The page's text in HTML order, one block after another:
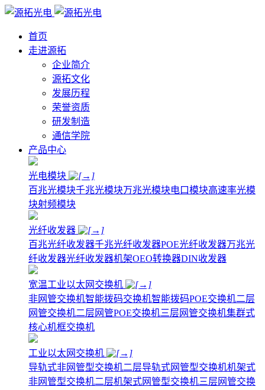
首页
走进源拓
企业简介
源拓文化
发展历程
荣誉资质
研发制造
通信学院
产品中心
光电模块
百兆光模块千兆光模块万兆光模块电口模块高速率光模
块射频模块
光纤收发器
百兆光纤收发器千兆光纤收发器POE光纤收发器万兆光
纤收发器光纤收发器机架OEO转换器DIN收发器
宽温工业以太网交换机
非网管交换机智能拨码交换机智能拨码POE交换机二层
网管交换机二层网管POE交换机三层网管交换机集群式
核心机框交换机
工业以太网交换机
导轨式非网管型交换机二层导轨式网管型交换机机架式
非网管型交换机二层机架式网管型交换机三层网管交换